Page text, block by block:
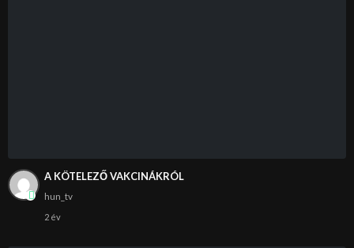
A KÖTELEZŐ VAKCINÁKRÓL
hun_tv
2 év